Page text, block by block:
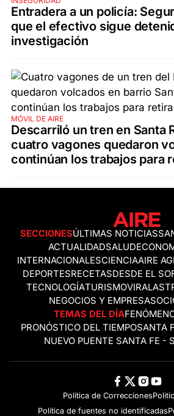
Entradera a un policía:
que el efectivo sigue
investigación
MÓVIL DE AIRE
Descarriló un tren en Santa
cuatro vagones quedaron
continúan los trabajos para
SECCIONESÚLTIMAS NOTICIAS
ACTUALIDADSALUD
INTERNACIONALESCIENCIAAIRE
DEPORTESRECETASDESDE EL
TECNOLOGÍATURISMOVIRAL
NEGOCIOS Y EMPRESAS
TEMAS DEL DÍA
PRONÓSTICO DEL TIEMPOSANTA
NUEVO PUENTE SANTA FE -
Política de Correcciones
Política de fuentes no identificadas